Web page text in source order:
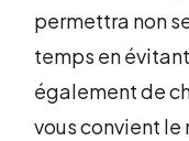
permettra non
temps en
également de
vous convient le